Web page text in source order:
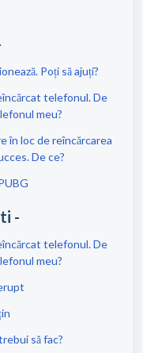
Poți să ajuți?
telefonul. De
meu?
în loc de reîncărcarea
De ce?
-
telefonul. De
meu?
să fac?